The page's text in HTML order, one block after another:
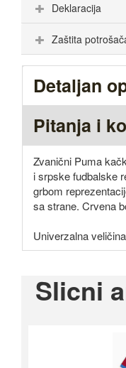
Deklaracija
Zaštita
Detaljan
Pitanja i
Zvanični Puma
i srpske fudbalske
grbom
sa strane. Crvena
Univerzalna
Slicni